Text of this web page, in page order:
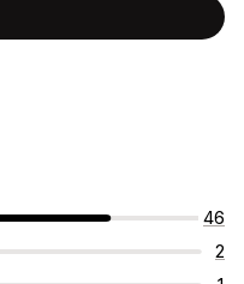
46
2